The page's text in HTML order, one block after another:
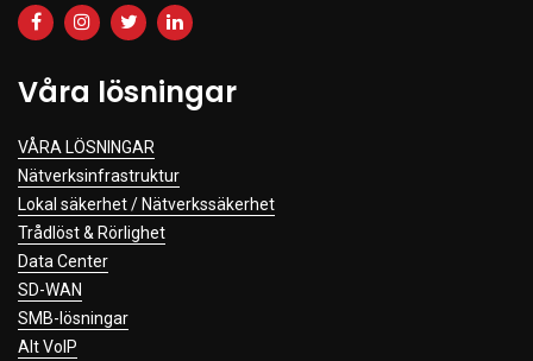
Våra lösningar
VÅRA LÖSNINGAR
Nätverksinfrastruktur
Lokal säkerhet / Nätverkssäkerhet
Trådlöst & Rörlighet
Data Center
SD-WAN
SMB-lösningar
Alt VoIP